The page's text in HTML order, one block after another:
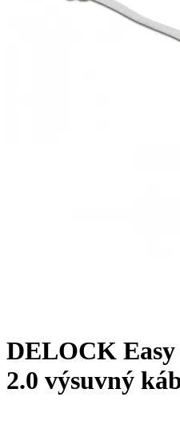
DELOCK
2.0 výsuvný